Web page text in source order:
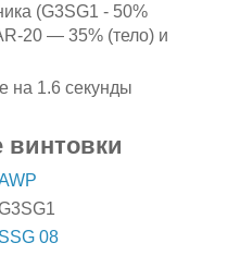
(G3SG1 - 50%
20 — 35% (тело) и
на 1.6 секунды
винтовки
08